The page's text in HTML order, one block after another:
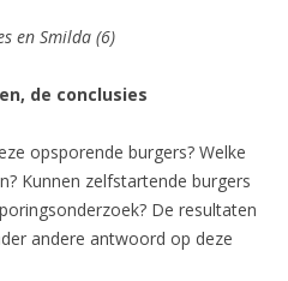
en Smilda (6)
de conclusies
opsporende burgers? Welke
Kunnen zelfstartende burgers
De resultaten
andere antwoord op deze